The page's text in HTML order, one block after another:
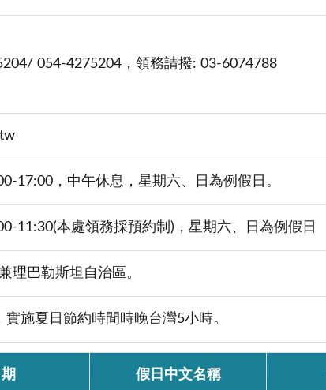
054-4275204，領務請撥: 03-6074788
17:00，中午休息，星期六、日為例假日。
11:30(本處領務採預約制)，星期六、日為例假日
理巴勒斯坦自治區。
施夏日節約時間時晚台灣5小時。
假日中文名稱